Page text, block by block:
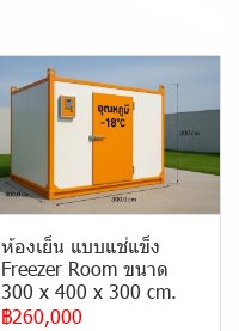
ห้องเย็น แบบแช่แข็ง
Freezer Room ขนาด
300 x 400 x 300 cm.
฿260,000